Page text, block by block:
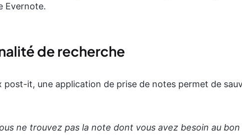
Evernote.
de recherche
post-it, une application de prise de notes permet de
ne trouvez pas la note dont vous avez besoin au